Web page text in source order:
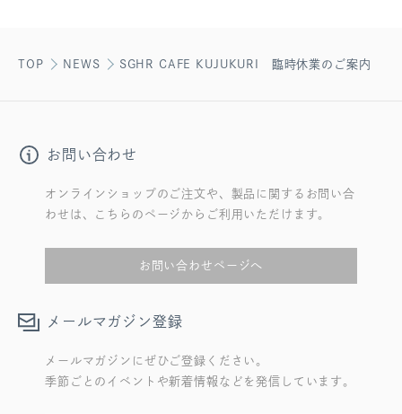
TOP NEWS SGHR CAFE KUJUKURI 臨時休業のご案内
お問い合わせ
オンラインショップのご注文や、製品に関するお問い合
わせは、こちらのページからご利用いただけます。
お問い合わせページへ
メールマガジン登録
メールマガジンにぜひご登録ください。
季節ごとのイベントや新着情報などを発信しています。